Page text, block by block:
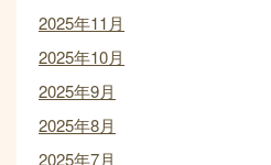
2025年11月
2025年10月
2025年9月
2025年8月
2025年7月